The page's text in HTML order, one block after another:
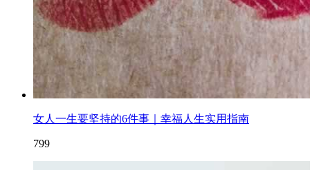
女人一生要坚持的6件事｜幸福人生实用指南
799